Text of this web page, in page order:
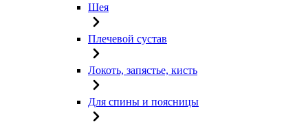
Шея
Плечевой сустав
Локоть, запястье, кисть
Для спины и поясницы